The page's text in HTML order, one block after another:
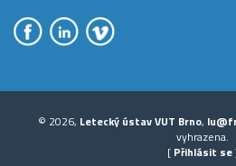
© 2026, Letecký ústav VUT Brno,
vyhrazena.
[ Přihlásit se